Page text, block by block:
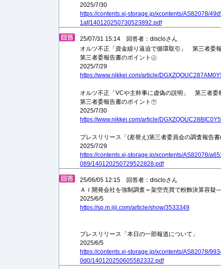
2025/7/30
https://contents.xj-storage.jp/xcontents/AS82078/
1af/140120250730523892.pdf
25/07/31 15:14 回答者：discloさん
オルツ不正「資金繰り逼迫で循環取引」 第三者委
第三者委報告書のポイント㊤
2025/7/29
https://www.nikkei.com/article/
オルツ不正「VCや主幹事に虚偽の説明」 第三者委
第三者委報告書のポイント㊦
2025/7/30
https://www.nikkei.com/article/
プレスリリース「(差替え)第三者委員会の調査報告
2025/7/29
https://contents.xj-storage.jp/xcontents/AS82078/
089/140120250729522828.pdf
25/06/05 12:15 回答者：discloさん
ＡＩ開発会社を強制調査＝架空売買で粉飾決算容
2025/6/5
https://sp.m.jiji.com/article/show/3533349
プレスリリース「本⽇の⼀部報道について」
2025/6/5
https://contents.xj-storage.jp/xcontents/AS82078/
0d0/140120250605582332.pdf